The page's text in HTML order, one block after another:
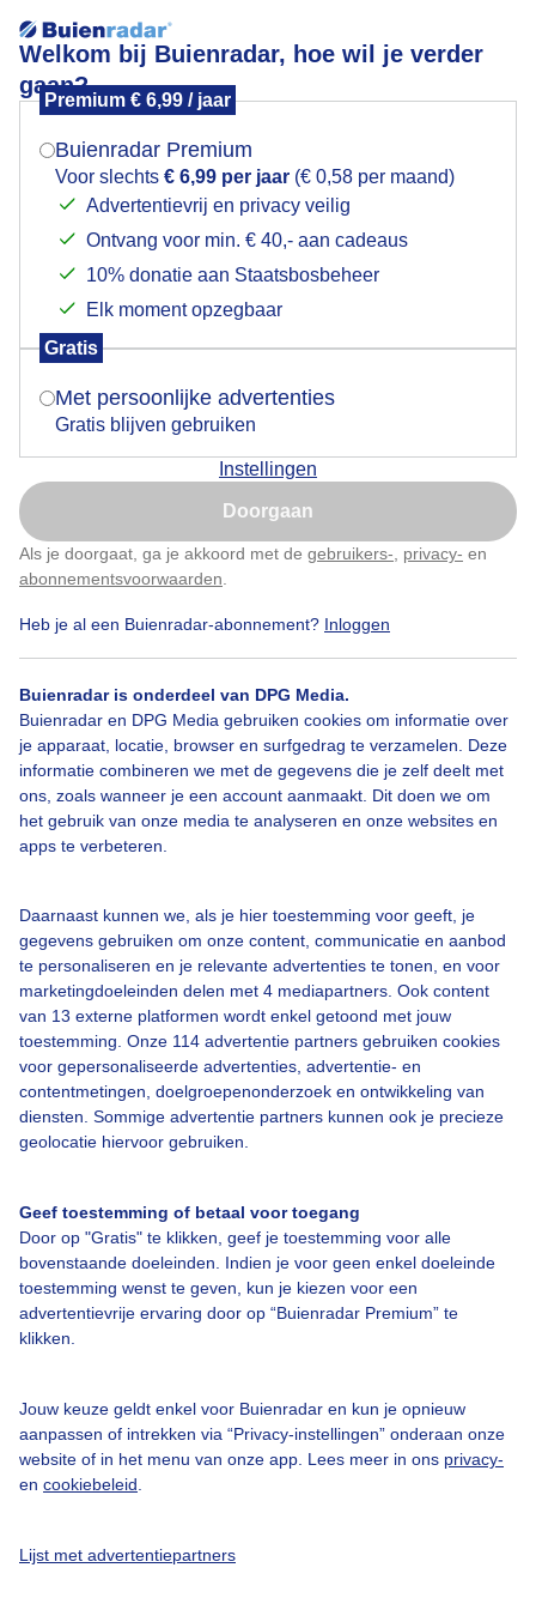
Welkom bij Buienradar, hoe wil je verder
gaan?
Premium € 6,99 / jaar
Buienradar Premium
Voor slechts € 6,99 per jaar (€ 0,58 per maand)
Advertentievrij en privacy veilig
Ontvang voor min. € 40,- aan cadeaus
10% donatie aan Staatsbosbeheer
Elk moment opzegbaar
Gratis
Met persoonlijke advertenties
Gratis blijven gebruiken
Instellingen
Doorgaan
Als je doorgaat, ga je akkoord met de gebruikers- privacy- en
abonnementsvoorwaarden
Heb je al een Buienradar-abonnement? Inloggen
Buienradar is onderdeel van DPG Media.
Buienradar en DPG Media gebruiken cookies om informatie over
je apparaat, locatie, browser en surfgedrag te verzamelen. Deze
informatie combineren we met de gegevens die je zelf deelt met
ons, zoals wanneer je een account aanmaakt. Dit doen we om
het gebruik van onze media te analyseren en onze websites en
apps te verbeteren.
Daarnaast kunnen we, als je hier toestemming voor geeft, je
gegevens gebruiken om onze content, communicatie en aanbod
te personaliseren en je relevante advertenties te tonen, en voor
marketingdoeleinden delen met 4 mediapartners. Ook content
van 13 externe platformen wordt enkel getoond met jouw
toestemming. Onze 114 advertentie partners gebruiken cookies
voor gepersonaliseerde advertenties, advertentie- en
contentmetingen, doelgroepenonderzoek en ontwikkeling van
diensten. Sommige advertentie partners kunnen ook je precieze
geolocatie hiervoor gebruiken.
Geef toestemming of betaal voor toegang
Door op "Gratis" te klikken, geef je toestemming voor alle
bovenstaande doeleinden. Indien je voor geen enkel doeleinde
toestemming wenst te geven, kun je kiezen voor een
advertentievrije ervaring door op “Buienradar Premium” te
klikken.
Jouw keuze geldt enkel voor Buienradar en kun je opnieuw
aanpassen of intrekken via “Privacy-instellingen” onderaan onze
website of in het menu van onze app. Lees meer in ons privacy-
en cookiebeleid
Lijst met advertentiepartners
Dreigende wolken
Door: Annet Piet Gemaakt: 16-05-2026, 21x bekeken
Lente Regen Wolken
Bekijk slideshow
Over Buienradar
Bedrijfsgegevens
Contact
Toegankelijkheid
Gebruikersvoorwaarden
Adverteren
Privacy beleid
Cookie beleid
Mogen we je locatie gebruiken voor het
Indien je hier nog geen akkoord op hebt gegeven,
verschijnt er zo een pop-up uit je browser waarin
Is goed, toon de popup
Nu niet, misschien later
Klik hierom dit aan te passen